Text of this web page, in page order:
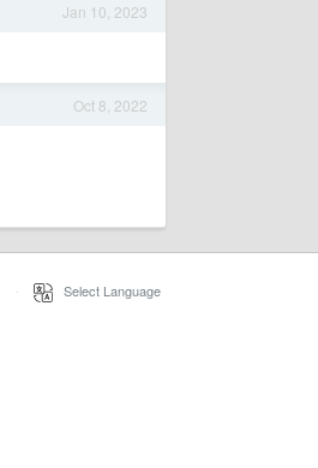
Jan 10, 2023
Oct 8, 2022
Select Language